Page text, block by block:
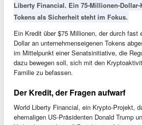
Liberty Financial. Ein 75-Millionen-
Tokens als Sicherheit steht im Fokus.
Ein Kredit über $75 Millionen, der durch fast
Dollar an unternehmenseigenen Tokens
im Mittelpunkt einer Senatsinitiative, die
dazu bewegen soll, sich mit den
Familie zu befassen.
Der Kredit, der Fragen aufwarf
World Liberty Financial, ein Krypto-Projekt,
ehemaligen US-Präsidenten Donald Trump